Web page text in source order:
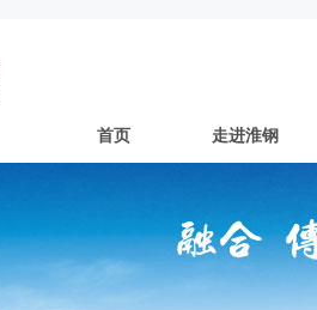
首页 走进淮钢